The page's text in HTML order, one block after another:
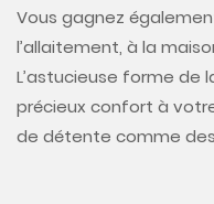
Vous gagnez
l’allaitement, à la
L’astucieuse forme de
précieux confort à
de détente comme